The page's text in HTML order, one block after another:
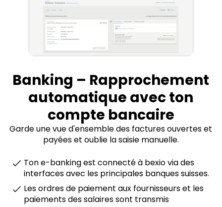
Banking – Rapprochement
automatique avec ton
compte bancaire
Garde une vue d'ensemble des factures ouvertes et
payées et oublie la saisie manuelle.
Ton e-banking est connecté à bexio via des
interfaces avec les principales banques suisses.
Les ordres de paiement aux fournisseurs et les
paiements des salaires sont transmis